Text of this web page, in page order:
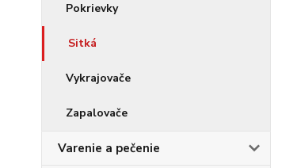
Pokrievky
Sitká
Vykrajovače
Zapalovače
Varenie a pečenie